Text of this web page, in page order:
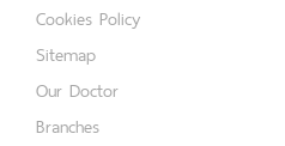
Cookies Policy
Sitemap
Our Doctor
Branches